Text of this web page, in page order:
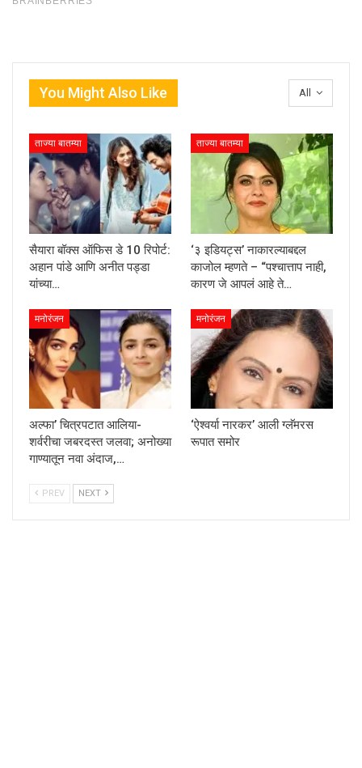
All
You Might Also Like
ताज्या बातम्या
सैयारा बॉक्स ऑफिस डे 10 रिपोर्ट:
अहान पांडे आणि अनीत पड्डा
यांच्या…
ताज्या बातम्या
‘३ इडियट्स’ नाकारल्याबद्दल
काजोल म्हणते – “पश्चात्ताप नाही,
कारण जे आपलं आहे ते…
मनोरंजन
अल्फा’ चित्रपटात आलिया-
शर्वरीचा जबरदस्त जलवा; अनोख्या
गाण्यातून नवा अंदाज,…
मनोरंजन
‘ऐश्वर्या नारकर’ आली ग्लॅमरस
रूपात समोर
PREV NEXT